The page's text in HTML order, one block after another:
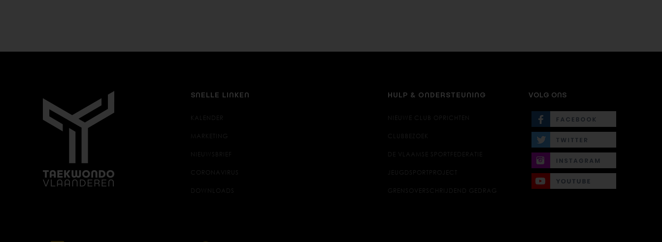
SNELLE LINKEN
KALENDER
MARKETING
NIEUWSBRIEF
CORONAVIRUS
DOWNLOADS
HULP & ONDERSTEUNING
NIEUWE CLUB OPRICHTEN
CLUBBEZOEK
DE VLAAMSE SPORTFEDERATIE
JEUGDSPORTPROJECT
GRENSOVERSCHRIJDEND GEDRAG
VOLG ONS